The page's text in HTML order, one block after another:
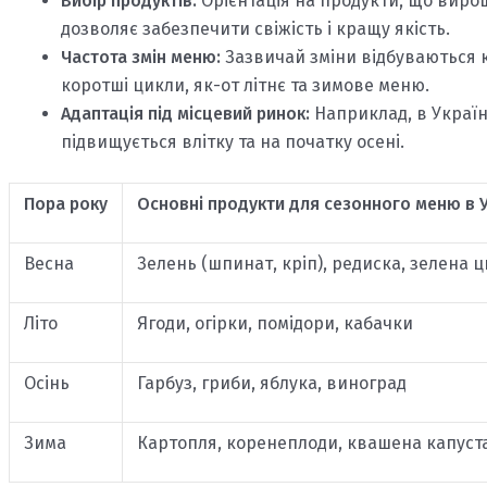
дозволяє забезпечити свіжість і кращу якість.
Частота змін меню: Зазвичай зміни відбуваються
коротші цикли, як-от літнє та зимове меню.
Адаптація під місцевий ринок: Наприклад, в
підвищується влітку та на початку осені.
Пора року Основні продукти для сезонного меню в
Весна Зелень (шпинат, кріп), редиска, зелена
Літо Ягоди, огірки, помідори, кабачки
Осінь Гарбуз, гриби, яблука, виноград
Зима Картопля, коренеплоди, квашена